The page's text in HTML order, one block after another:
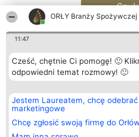
ORŁY Branży Spożywczej
11:47
Cześć, chętnie Ci pomogę! 🙂
odpowiedni temat rozmowy! 🙂
Jestem Laureatem, chcę odebrać
marketingowe
Chcę zgłosić swoją firmę do
Organizator plebiscytu
Bright Side Solutions sp. z o.
o. sp. k.
ul. Ruska 22
Wrocław 50-079
Laureaci
wszystkich
Laureatów